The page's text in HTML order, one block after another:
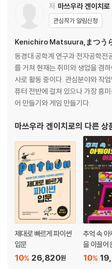
02-1 데이터를 찾아요 ㅡ 검색
02-2 도전! 프로그래밍 ㅡ 게임 아이
02-3 차례대로 검색해요 ㅡ 선형 검색
02-4 단순하게 평가해요 ㅡ O 표기
알기 쉬운 용어 풀이 | 함수와 메서드
02-5 도전! 프로그래밍 ㅡ 게임 데
02-6 찾는 것이 앞뒤 어느 쪽에 있을
02-7 도전! 프로그래밍 ㅡ 가장 느린
잡도 구하기
02-9 해시값이 충돌하면 어떻게 하나
02-10 도전! 프로그래밍 ㅡ 게임 데
03 늘어놓자 ㅡ 정렬 알고리즘
03-1 나란히 나란히 ㅡ 정렬
03-2 도전! 프로그래밍 ㅡ 고객 명단
03-3 어느 곳에 넣을까요? ㅡ 삽입
03-4 삽입 정렬의 시간 복잡도가 최
알기 쉬운 용어 풀이 | 데이터를 미리
03-5 삽입 정렬의 시간 복잡도가 최
03-7 선택 정렬의 시간 복잡도
저 마쓰우라 겐이치로
관심작가 알림신청
Kenichiro Matsuura,まつう
동경대 공학계 연구과 전자공학전
를 거쳐 현재는 취미와 생업을 겸
사로 활동 중이다. 관심분야와 작
퓨터 전반에 걸쳐 있으나 가장 흥
어 만들기와 게임 만들기다.
마쓰우라 겐이치로의 다른 상
제대로 빠르게 파이썬
입문
26,820원
10%
추억 속 아
을 이끌어
10%